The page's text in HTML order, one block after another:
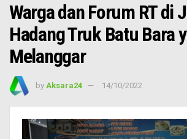
Warga dan Forum RT di
Hadang Truk Batu Bara
Melanggar
by Aksara24 14/10/2022